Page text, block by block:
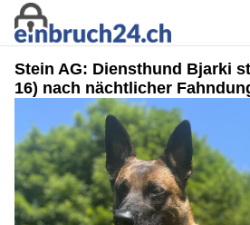
Stein AG: Diensthund Bjarki
16) nach nächtlicher